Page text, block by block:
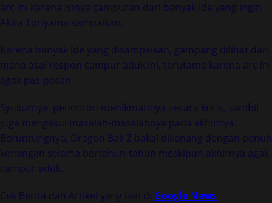
arc ini karena isinya campuran dari banyak ide yang ingin
Akira Toriyama sampaikan.
Karena banyak ide yang disampaikan, gampang dilihat dari
mana asal respon campur aduk ini, terutama karena arc ini
agak pas-pasan.
Syukurnya, penonton menikmatinya secara kritis, sambil
juga mengakui masalah-masalahnya pada akhirnya.
Beruntungnya, Dragon Ball Z bakal dikenang dengan penuh
kenangan selama bertahun-tahun meskipun akhirnya agak
campur aduk.
Cek Berita dan Artikel yang lain di Google News